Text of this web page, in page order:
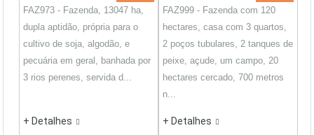
FAZ973 - Fazenda, 13047 ha,
dupla aptidão, própria para o
cultivo de soja, algodão, e
pecuária em geral, banhada por
3 rios perenes, servida d...
+ Detalhes
FAZ999 - Fazenda com 120
hectares, casa com 3 quartos,
2 poços tubulares, 2 tanques de
peixe, açude, um campo, 20
hectares cercado, 700 metros
n...
+ Detalhes